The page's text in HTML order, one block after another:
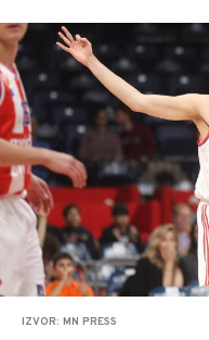
IZVOR: MN PRESS